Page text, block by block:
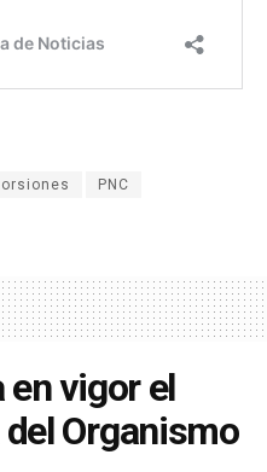
PNC
en vigor el
Organismo